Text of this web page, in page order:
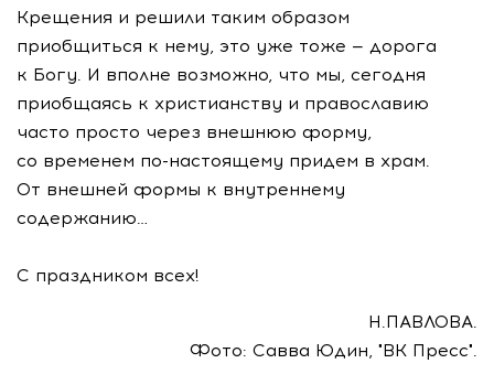
Крещения и решили таким образом
приобщиться к нему, это уже тоже — дорога
к Богу. И вполне возможно, что мы, сегодня
приобщаясь к христианству и православию
часто просто через внешнюю форму,
со временем по-настоящему придем в храм.
От внешней формы к внутреннему
содержанию…
С праздником всех!
Н.ПАВЛОВА.
Фото: Савва Юдин, "ВК Пресс".